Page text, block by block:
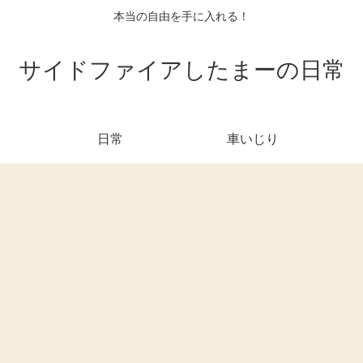
本当の自由を手に入れる！
サイドファイアしたまーの日常
日常 車いじり